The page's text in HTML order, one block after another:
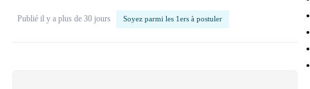
Publié il y a plus de 30 jours Soyez parmi les 1ers à postuler